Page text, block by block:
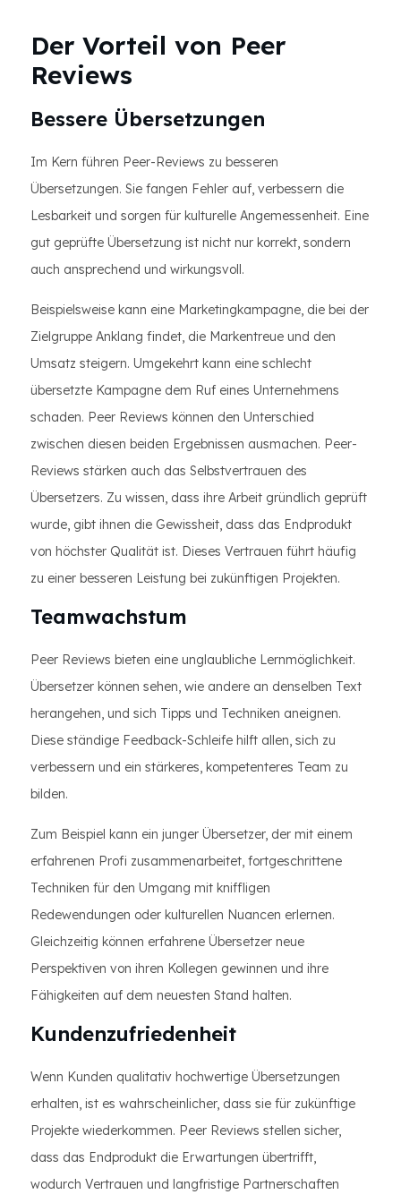
Der Vorteil von Peer
Reviews
Bessere Übersetzungen
Im Kern führen Peer-Reviews zu besseren
Übersetzungen. Sie fangen Fehler auf, verbessern die
Lesbarkeit und sorgen für kulturelle Angemessenheit. Eine
gut geprüfte Übersetzung ist nicht nur korrekt, sondern
auch ansprechend und wirkungsvoll.
Beispielsweise kann eine Marketingkampagne, die bei der
Zielgruppe Anklang findet, die Markentreue und den
Umsatz steigern. Umgekehrt kann eine schlecht
übersetzte Kampagne dem Ruf eines Unternehmens
schaden. Peer Reviews können den Unterschied
zwischen diesen beiden Ergebnissen ausmachen. Peer-
Reviews stärken auch das Selbstvertrauen des
Übersetzers. Zu wissen, dass ihre Arbeit gründlich geprüft
wurde, gibt ihnen die Gewissheit, dass das Endprodukt
von höchster Qualität ist. Dieses Vertrauen führt häufig
zu einer besseren Leistung bei zukünftigen Projekten.
Teamwachstum
Peer Reviews bieten eine unglaubliche Lernmöglichkeit.
Übersetzer können sehen, wie andere an denselben Text
herangehen, und sich Tipps und Techniken aneignen.
Diese ständige Feedback-Schleife hilft allen, sich zu
verbessern und ein stärkeres, kompetenteres Team zu
bilden.
Zum Beispiel kann ein junger Übersetzer, der mit einem
erfahrenen Profi zusammenarbeitet, fortgeschrittene
Techniken für den Umgang mit kniffligen
Redewendungen oder kulturellen Nuancen erlernen.
Gleichzeitig können erfahrene Übersetzer neue
Perspektiven von ihren Kollegen gewinnen und ihre
Fähigkeiten auf dem neuesten Stand halten.
Kundenzufriedenheit
Wenn Kunden qualitativ hochwertige Übersetzungen
erhalten, ist es wahrscheinlicher, dass sie für zukünftige
Projekte wiederkommen. Peer Reviews stellen sicher,
dass das Endprodukt die Erwartungen übertrifft,
wodurch Vertrauen und langfristige Partnerschaften